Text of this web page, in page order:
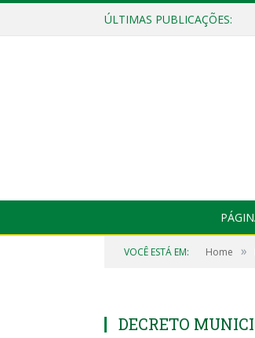
ÚLTIMAS PUBLICAÇÕES:
VOCÊ ESTÁ EM: Home »
DECRETO